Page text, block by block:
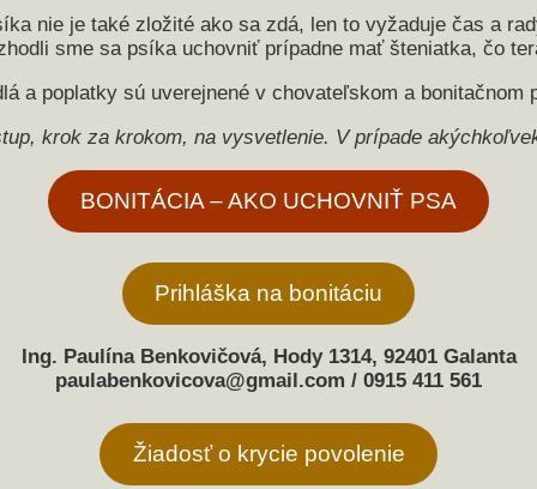
nie je také zložité ako sa zdá, len to vyžaduje čas a
sme sa psíka uchovniť prípadne mať šteniatka, čo
a poplatky sú uverejnené v chovateľskom a bonitačnom
krok za krokom, na vysvetlenie. V prípade
BONITÁCIA – AKO UCHOVNIŤ PSA
Prihláška na bonitáciu
Ing. Paulína Benkovičová, Hody 1314, 92401 Galanta
paulabenkovicova@gmail.com / 0915 411 561
Žiadosť o krycie povolenie